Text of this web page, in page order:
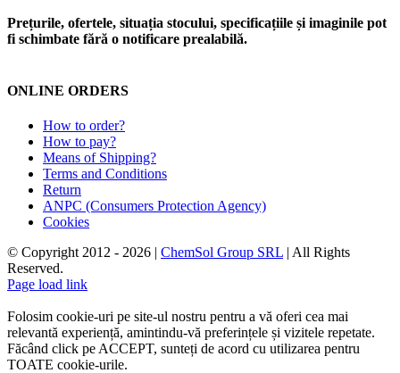
Prețurile, ofertele, situația stocului, specificațiile și imaginile pot
fi schimbate fără o notificare prealabilă.
ONLINE ORDERS
How to order?
How to pay?
Means of Shipping?
Terms and Conditions
Return
ANPC (Consumers Protection Agency)
Cookies
© Copyright 2012 - 2026 | ChemSol Group SRL | All Rights
Reserved.
Page load link
Folosim cookie-uri pe site-ul nostru pentru a vă oferi cea mai
relevantă experiență, amintindu-vă preferințele și vizitele repetate.
Făcând click pe ACCEPT, sunteți de acord cu utilizarea pentru
TOATE cookie-urile.